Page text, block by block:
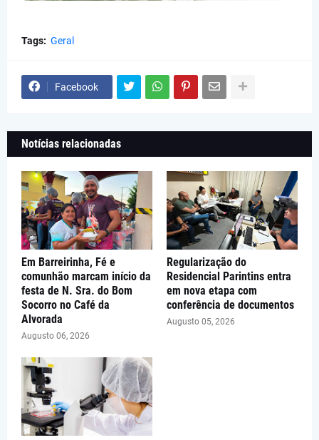
Tags: Geral
Facebook
Notícias relacionadas
Em Barreirinha, Fé e
comunhão marcam início da
festa de N. Sra. do Bom
Socorro no Café da
Alvorada
Augusto 06, 2026
Regularização do
Residencial Parintins entra
em nova etapa com
conferência de documentos
Augusto 05, 2026